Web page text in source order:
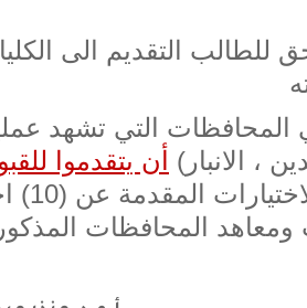
للطالب التقديم الى
المحافظات التي تشهد
، الانبار)
أن يتقدموا
على
المحافظات